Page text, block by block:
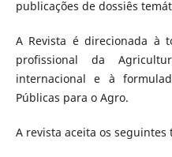
publicações de dossiês
A Revista é direcionada à
profissional da
internacional e à
Públicas para o Agro.
A revista aceita os